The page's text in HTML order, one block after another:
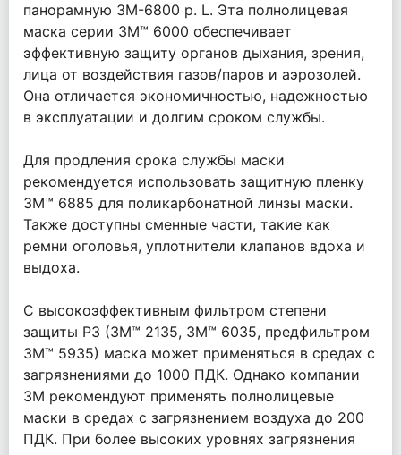
панорамную 3М-6800 р. L. Эта полнолицевая
маска серии 3M™ 6000 обеспечивает
эффективную защиту органов дыхания, зрения,
лица от воздействия газов/паров и аэрозолей.
Она отличается экономичностью, надежностью
в эксплуатации и долгим сроком службы.
Для продления срока службы маски
рекомендуется использовать защитную пленку
3М™ 6885 для поликарбонатной линзы маски.
Также доступны сменные части, такие как
ремни оголовья, уплотнители клапанов вдоха и
выдоха.
С высокоэффективным фильтром степени
защиты Р3 (3М™ 2135, 3М™ 6035, предфильтром
3М™ 5935) маска может применяться в средах с
загрязнениями до 1000 ПДК. Однако компании
3М рекомендуют применять полнолицевые
маски в средах с загрязнением воздуха до 200
ПДК. При более высоких уровнях загрязнения